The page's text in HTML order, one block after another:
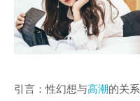
引言：性幻想与高潮的关系